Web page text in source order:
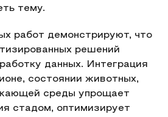
тему.
работ демонстрируют, что
решений
данных. Интеграция
состоянии животных,
среды упрощает
стадом, оптимизирует